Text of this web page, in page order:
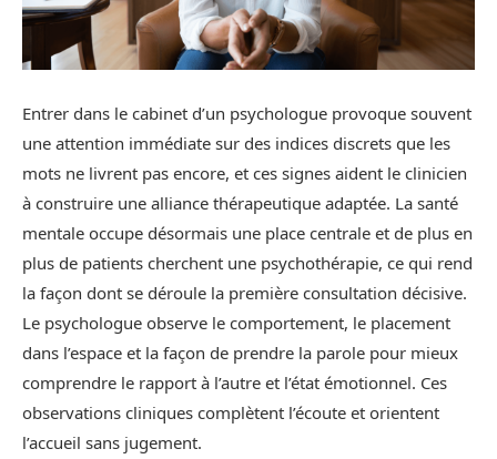
Entrer dans le cabinet d’un psychologue provoque souvent
une attention immédiate sur des indices discrets que les
mots ne livrent pas encore, et ces signes aident le clinicien
à construire une alliance thérapeutique adaptée. La santé
mentale occupe désormais une place centrale et de plus en
plus de patients cherchent une psychothérapie, ce qui rend
la façon dont se déroule la première consultation décisive.
Le psychologue observe le comportement, le placement
dans l’espace et la façon de prendre la parole pour mieux
comprendre le rapport à l’autre et l’état émotionnel. Ces
observations cliniques complètent l’écoute et orientent
l’accueil sans jugement.